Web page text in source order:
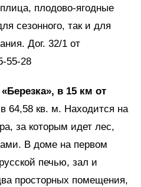
плодово-ягодные
сезонного, так и для
Дог. 32/1 от
55-28
в 15 км от
64,58 кв. м. Находится на
за которым идет лес,
В доме на первом
печью, зал и
просторных помещения,